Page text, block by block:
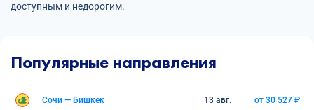
доступным и недорогим.
Популярные направления
Сочи — Бишкек 13 авг. от 30 527 ₽